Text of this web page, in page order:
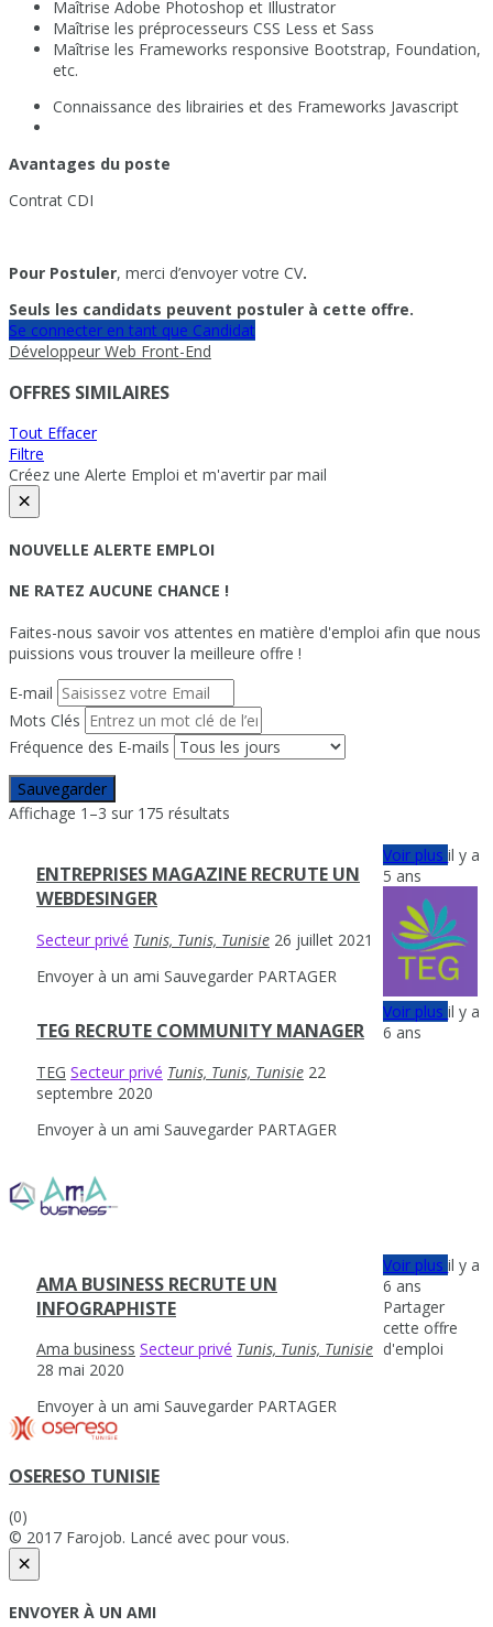
Maîtrise Adobe Photoshop et Illustrator
Maîtrise les préprocesseurs CSS Less et Sass
Maîtrise les Frameworks responsive Bootstrap, Foundation,
etc.
Connaissance des librairies et des Frameworks Javascript
Avantages du poste
Contrat CDI
Pour Postuler, merci d’envoyer votre CV.
Seuls les candidats peuvent postuler à cette offre.
Se connecter en tant que Candidat
Développeur Web Front-End
OFFRES SIMILAIRES
Tout Effacer
Filtre
Créez une Alerte Emploi et m'avertir par mail
×
NOUVELLE ALERTE EMPLOI
NE RATEZ AUCUNE CHANCE !
Faites-nous savoir vos attentes en matière d'emploi afin que nous
puissions vous trouver la meilleure offre !
E-mail
Mots Clés
Fréquence des E-mails
Sauvegarder
Affichage 1–3 sur 175 résultats
ENTREPRISES MAGAZINE RECRUTE UN
WEBDESINGER
Secteur privé Tunis, Tunis, Tunisie 26 juillet 2021
Envoyer à un ami Sauvegarder PARTAGER
Voir plusil y a
5 ans
TEG RECRUTE COMMUNITY MANAGER
TEG Secteur privé Tunis, Tunis, Tunisie 22
septembre 2020
Envoyer à un ami Sauvegarder PARTAGER
Voir plusil y a
6 ans
AMA BUSINESS RECRUTE UN
INFOGRAPHISTE
Ama business Secteur privé Tunis, Tunis, Tunisie
28 mai 2020
Envoyer à un ami Sauvegarder PARTAGER
Voir plusil y a
6 ans
Partager
cette offre
d'emploi
OSERESO TUNISIE
(0)
© 2017 Farojob. Lancé avec pour vous.
×
ENVOYER À UN AMI